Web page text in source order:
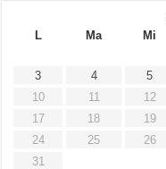
L
Ma Mi
3
4 5
10
11 12
17
18 19
24
25 26
31